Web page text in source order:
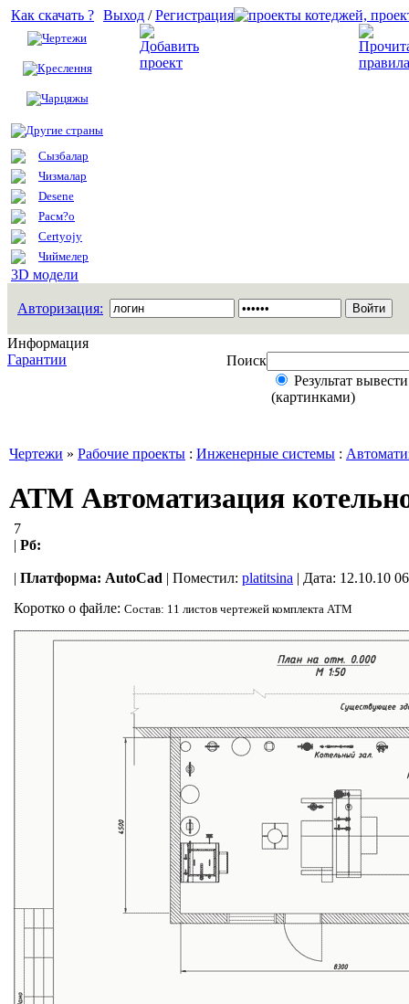
Как скачать ?
Чертежи
Креслення
Чарцяжы
Другие страны
Сызбалар
Чизмалар
Desene
Расм?о
Certyojy
Чиймелер
3D модели
Выход /Регистрация
Авторизация:
Информация
Гарантии
Поиск
Результат
(картинками)
Чертежи » Рабочие проекты : Инженерные системы :
АТМ Автоматизация
7
| Рб:
| Платформа: AutoCad | Поместил: platitsina | Дата: 12.10.10
Коротко о файле: Состав: 11 листов чертежей комплекта АТМ